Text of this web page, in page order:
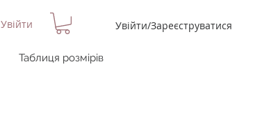
Увійти Увійти/Зареєструватися
Таблиця розмірів